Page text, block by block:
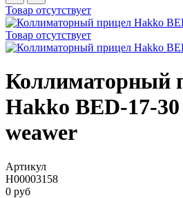
Товар отсутствует
Товар отсутствует
Коллиматорный
Hakko BED-17-
weawer
Артикул
Н00003158
0 руб